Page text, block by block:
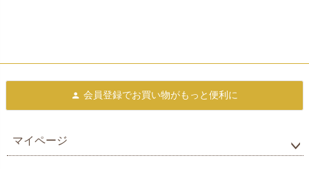
会員登録でお買い物がもっと便利に
マイページ